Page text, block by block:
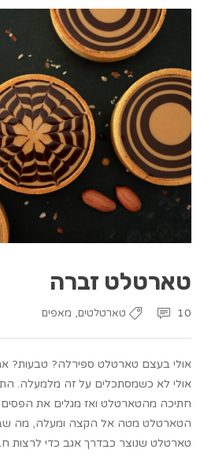
טארטלט זברה
טארטלטים, מאפים 10
אולי בעצם טארטלט ספירלה? טבעות?
אולי לא כשמסתכלים על זה מלמעלה.
חתיכה מהטארטלט ואז מגלים את
הטארטלט מטה אל הקצה ומעלה, מה
טארטלט שנוצר כבדרך אגב כדי לרצות